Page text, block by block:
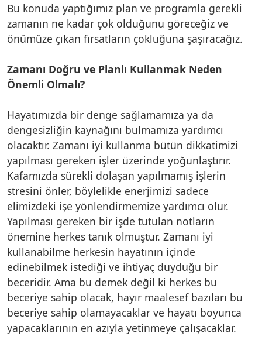
Bu konuda yaptığımız plan ve programla gerekli
zamanın ne kadar çok olduğunu göreceğiz ve
önümüze çıkan fırsatların çokluğuna şaşıracağız.
Zamanı Doğru ve Planlı Kullanmak Neden
Önemli Olmalı?
Hayatımızda bir denge sağlamamıza ya da
dengesizliğin kaynağını bulmamıza yardımcı
olacaktır. Zamanı iyi kullanma bütün dikkatimizi
yapılması gereken işler üzerinde yoğunlaştırır.
Kafamızda sürekli dolaşan yapılmamış işlerin
stresini önler, böylelikle enerjimizi sadece
elimizdeki işe yönlendirmemize yardımcı olur.
Yapılması gereken bir işde tutulan notların
önemine herkes tanık olmuştur. Zamanı iyi
kullanabilme herkesin hayatının içinde
edinebilmek istediği ve ihtiyaç duyduğu bir
beceridir. Ama bu demek değil ki herkes bu
beceriye sahip olacak, hayır maalesef bazıları bu
beceriye sahip olamayacaklar ve hayatı boyunca
yapacaklarının en azıyla yetinmeye çalışacaklar.